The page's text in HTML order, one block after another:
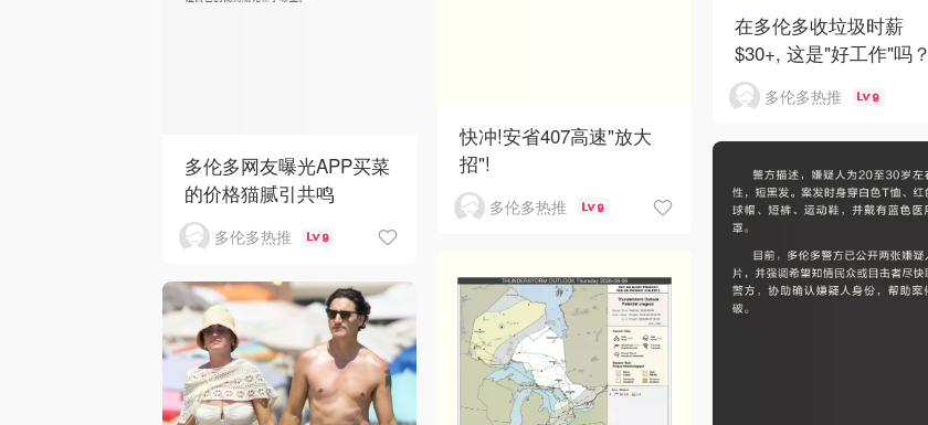
在多伦多收垃圾时薪
$30+, 这是"好工作"吗？
多伦多热推 9
快冲!安省407高速"放大
招"!
多伦多热推 9
多伦多网友曝光APP买菜
的价格猫腻引共鸣
多伦多热推 9